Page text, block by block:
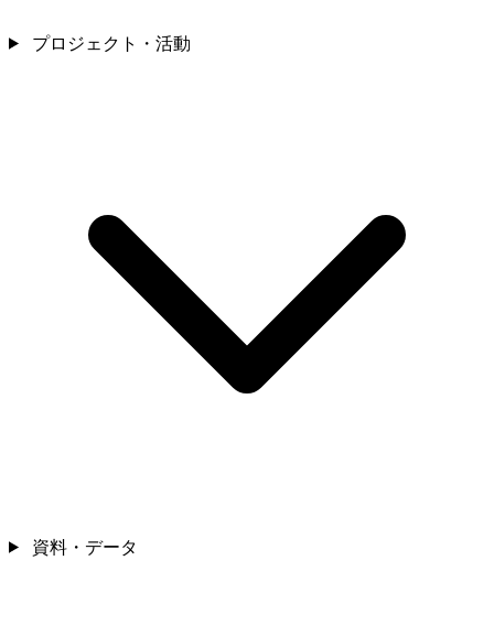
プロジェクト・活動
資料・データ